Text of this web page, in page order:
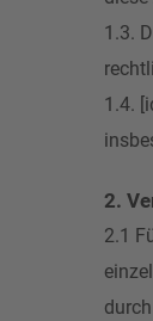
1.3.
1.4.
2.
2.1